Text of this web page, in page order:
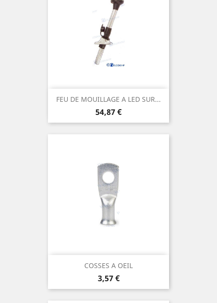
FEU DE MOUILLAGE A LED SUR...
Prix
54,87 €
COSSES A OEIL
Prix
3,57 €